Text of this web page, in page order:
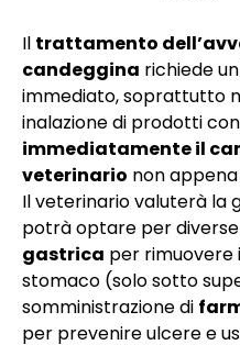
Il trattamento
candeggina richiede
immediato, soprattutto
inalazione di prodotti
immediatamente il
veterinario non appena
Il veterinario valuterà la
potrà optare per
gastrica per rimuovere
stomaco (solo sotto
somministrazione di
per prevenire ulcere e